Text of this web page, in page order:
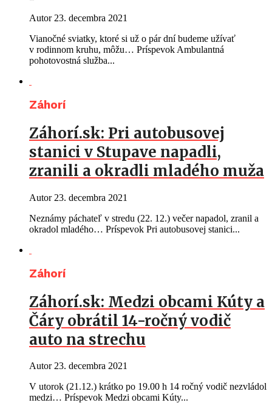
Autor 23. decembra 2021
Vianočné sviatky, ktoré si už o pár dní budeme užívať
v rodinnom kruhu, môžu… Príspevok Ambulantná
pohotovostná služba...
Záhorí
Záhorí.sk: Pri autobusovej
stanici v Stupave napadli,
zranili a okradli mladého muža
Autor 23. decembra 2021
Neznámy páchateľ v stredu (22. 12.) večer napadol, zranil a
okradol mladého… Príspevok Pri autobusovej stanici...
Záhorí
Záhorí.sk: Medzi obcami Kúty a
Čáry obrátil 14-ročný vodič
auto na strechu
Autor23. decembra 2021
V utorok (21.12.) krátko po 19.00 h 14 ročný vodič nezvládol
medzi… Príspevok Medzi obcami Kúty...